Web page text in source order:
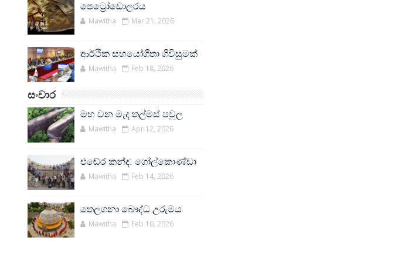
පෙට්‍රෝඩොලරය
Mawitha Mar 21, 2026
ආර්ථික සහයෝගීතා ගිවිසුමක්
Mawitha Feb 18, 2026
සංචාර
මහ වන මැද තල්මස් පවුල
Mawitha Apr 12, 2026
එඬේර කන්ද: ගෝල්කොණ්ඩා
Mawitha Feb 14, 2026
තෙලගනා බෞද්ධ උරුමය
Mawitha Feb 10, 2026